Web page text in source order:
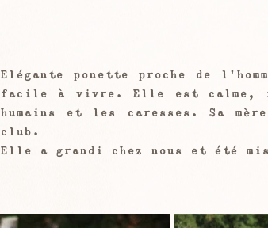
Elégante ponette proche de
facile à vivre. Elle est calme,
humains et les caresses. Sa
club.
Elle a grandi chez nous et été